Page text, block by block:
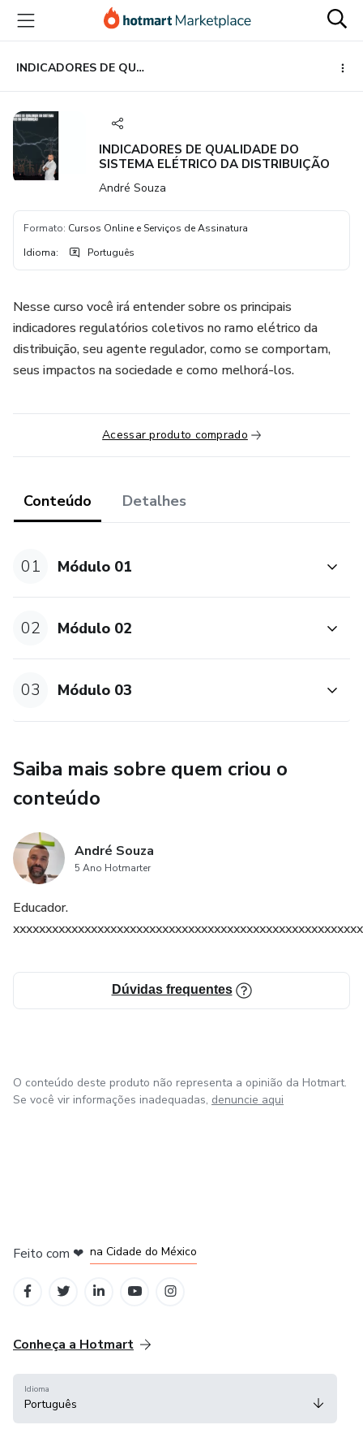
para
conteúdo
principal
para
pagamento
para
rodapé
INDICADORES DE QUALIDADE DO SISTEMA ELÉTRICO DA DISTRIBUIÇÃO
INDICADORES DE QUALIDADE DO
SISTEMA ELÉTRICO DA DISTRIBUIÇÃO
André Souza
Formato: Cursos Online e Serviços de Assinatura
Idioma: Português
Nesse curso você irá entender sobre os principais
indicadores regulatórios coletivos no ramo elétrico da
distribuição, seu agente regulador, como se comportam,
seus impactos na sociedade e como melhorá-los.
Acessar produto comprado
Conteúdo Detalhes
01 Módulo 01
02 Módulo 02
03 Módulo 03
Saiba mais sobre quem criou o
conteúdo
André Souza
5 Ano Hotmarter
Educador.
Dúvidas frequentes
O conteúdo deste produto não representa a opinião da Hotmart.
Se você vir informações inadequadas, denuncie aqui
Feito com ❤ na Cidade do México
Conheça a Hotmart
Idioma
Português